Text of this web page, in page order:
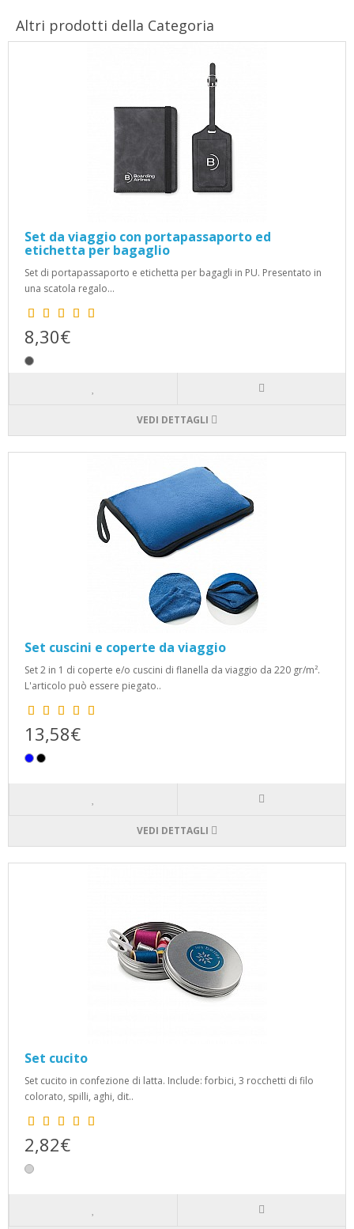
Altri prodotti della Categoria
Set da viaggio con portapassaporto ed
etichetta per bagaglio
Set di portapassaporto e etichetta per bagagli in PU. Presentato in
una scatola regalo...
8,30€
VEDI DETTAGLI
Set cuscini e coperte da viaggio
Set 2 in 1 di coperte e/o cuscini di flanella da viaggio da 220 gr/m².
L'articolo può essere piegato..
13,58€
VEDI DETTAGLI
Set cucito
Set cucito in confezione di latta. Include: forbici, 3 rocchetti di filo
colorato, spilli, aghi, dit..
2,82€